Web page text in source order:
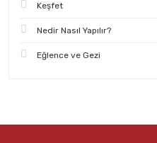
Keşfet
Nedir Nasıl Yapılır?
Eğlence ve Gezi